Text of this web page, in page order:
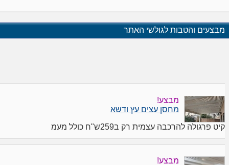
מבצעים והטבות לגולשי האתר
מבצע!
מחסן עצים עץ ודשא
קיט פרגולה להרכבה עצמית רק ב259ש"ח כולל מעמ
מבצע!